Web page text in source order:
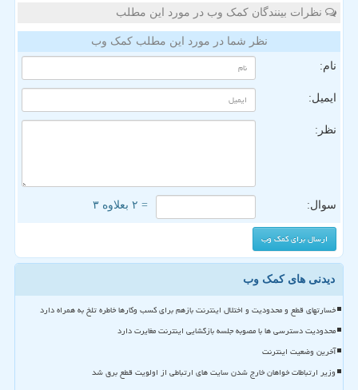
نظرات بینندگان کمک وب در مورد این مطلب
نظر شما در مورد این مطلب کمک وب
نام:
ایمیل:
نظر:
سوال: = ۲ بعلاوه ۳
دیدنی های کمک وب
خسارتهای قطع و محدودیت و اختلال اینترنت بازهم برای کسب وکارها خاطره تلخ به همراه دارد
محدودیت دسترسی ها با مصوبه جلسه بازگشایی اینترنت مغایرت دارد
آخرین وضعیت اینترنت
وزیر ارتباطات خواهان خارج شدن سایت های ارتباطی از اولویت قطع برق شد